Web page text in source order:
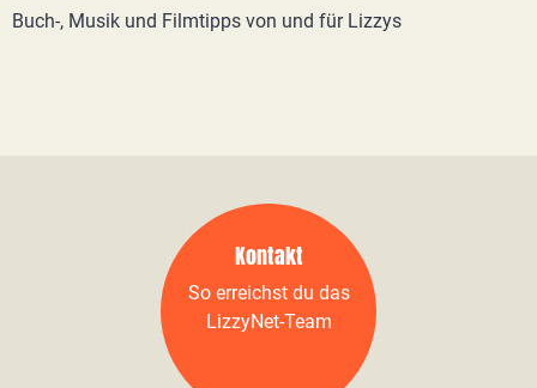
Buch-, Musik und Filmtipps von und für Lizzys
Kontakt
So erreichst du das
LizzyNet-Team